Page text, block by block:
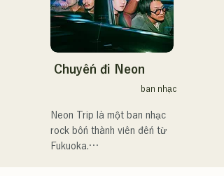
Chuyến đi Neon
ban nhạc
Neon Trip là một ban nhạc
rock bốn thành viên đến từ
Fukuoka.